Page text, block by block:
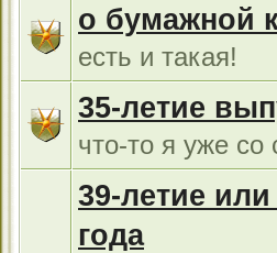
о бумажной
есть и такая!
35-летие
что-то я уже
39-летие
года